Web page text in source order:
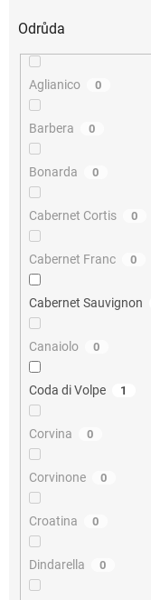
Odrůda
Aglianico 0
Barbera 0
Bonarda 0
Cabernet Cortis 0
Cabernet Franc 0
Cabernet Sauvignon
Canaiolo 0
Coda di Volpe 1
Corvina 0
Corvinone 0
Croatina 0
Dindarella 0